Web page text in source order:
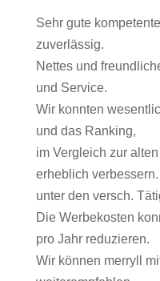
Sehr gute
zuverlässig.
Nettes und
und Service.
Wir konnten
und das Ranking,
im Vergleich zur
erheblich
unter den versch.
Die Werbekosten
pro Jahr reduzieren.
Wir können merryll